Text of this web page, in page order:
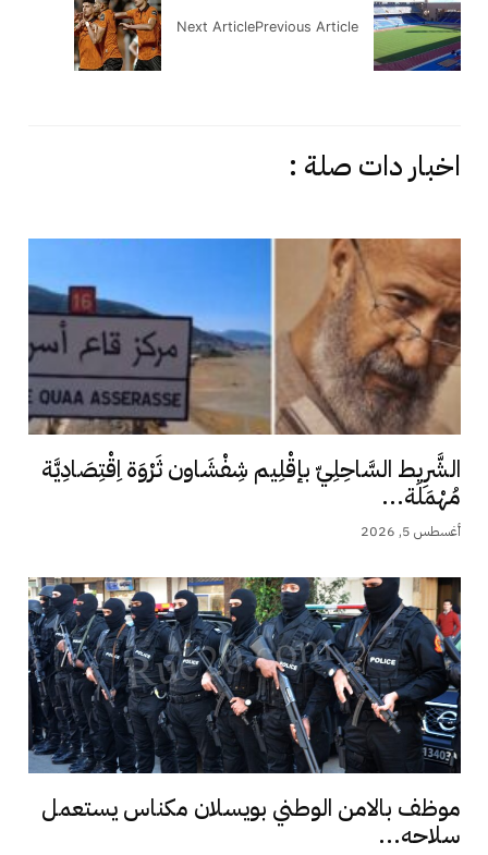
Previous Article
Next Article
اخبار دات صلة :
الشَّرِيط السَّاحِلِيّ بإقْلِيم شِفْشَاون ثَرْوَة اِقْتِصَادِيَّة
مُهْمَلَة...
أغسطس 5, 2026
موظف بالامن الوطني بويسلان مكناس يستعمل
سلاحه...